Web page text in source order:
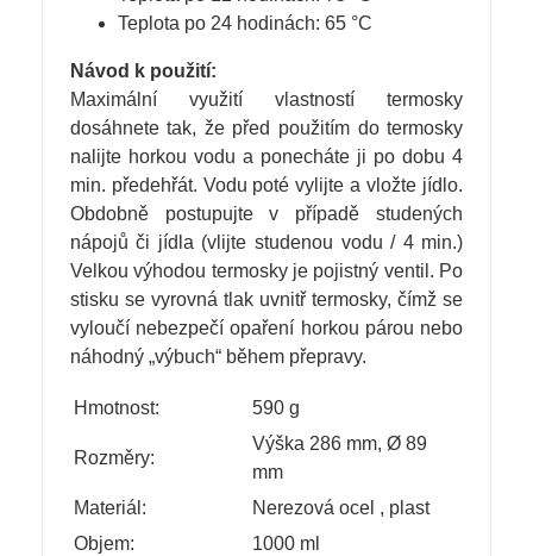
Teplota po 24 hodinách: 65 °C
Návod k použití:
Maximální využití vlastností termosky
dosáhnete tak, že před použitím do termosky
nalijte horkou vodu a ponecháte ji po dobu 4
min. předehřát. Vodu poté vylijte a vložte jídlo.
Obdobně postupujte v případě studených
nápojů či jídla (vlijte studenou vodu / 4 min.)
Velkou výhodou termosky je pojistný ventil. Po
stisku se vyrovná tlak uvnitř termosky, čímž se
vyloučí nebezpečí opaření horkou párou nebo
náhodný „výbuch“ během přepravy.
Hmotnost: 590 g
Rozměry:
Výška 286 mm, Ø 89
mm
Materiál:
Nerezová ocel , plast
Objem:
1000 ml